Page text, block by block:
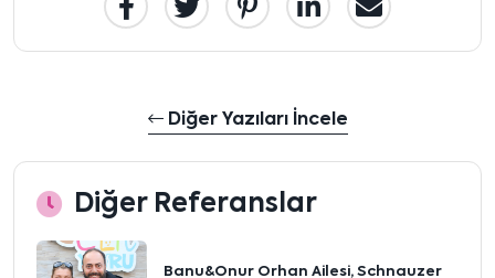
Diğer Yazıları İncele
Diğer Referanslar
Banu&Onur Orhan Ailesi, Schnauzer